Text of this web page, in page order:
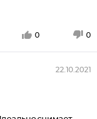
0 0
22.10.2021